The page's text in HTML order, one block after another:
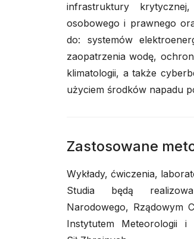
infrastruktury
osobowego i prawnego
do: systemów
zaopatrzenia wodę,
klimatologii, a także
użyciem środków napadu
Zastosowane
Wykłady, ćwiczenia,
Studia będą
Narodowego, Rządowym
Instytutem Meteorologii